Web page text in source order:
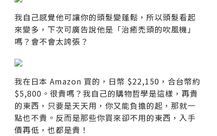
我自己感覺他可讓你的頭髮變蓬鬆，所以頭髮看起
來變多，下次可廣告說他是「治癒禿頭的吹風機」
嗎？會不會太誇張？
我在日本 Amazon 買的，日幣 $22,150，合台幣約
$5,800。很貴嗎？我自己的購物哲學是這樣，再貴
的東西，只要是天天用，你又能負擔的起，那就一
點也不貴。反而是那些你買來卻不用的東西，入手
價再低，也都是貴！